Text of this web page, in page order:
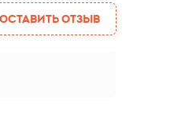
Оставить отзыв